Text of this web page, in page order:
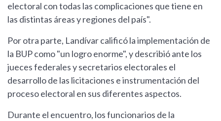
electoral con todas las complicaciones que tiene en
las distintas áreas y regiones del país".
Por otra parte, Landívar calificó la implementación de
la BUP como "un logro enorme", y describió ante los
jueces federales y secretarios electorales el
desarrollo de las licitaciones e instrumentación del
proceso electoral en sus diferentes aspectos.
Durante el encuentro, los funcionarios de la